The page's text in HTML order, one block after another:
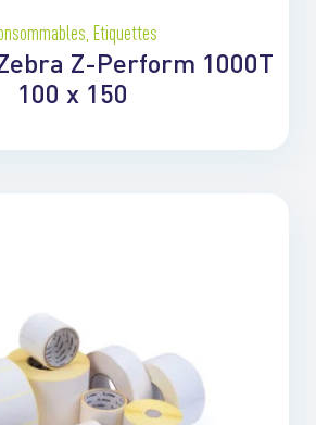
Etiquettes
Z-Perform 1000T
100 x 150